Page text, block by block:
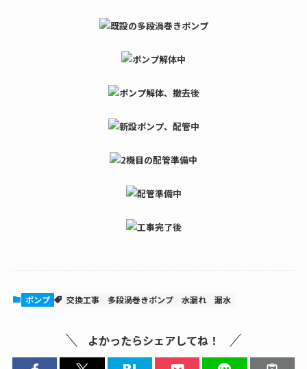
ポンプ 交換工事 多段渦巻きポンプ 水漏れ 漏水
よかったらシェアしてね！